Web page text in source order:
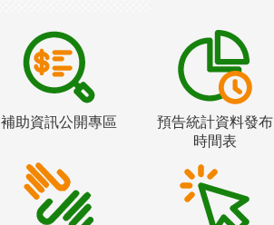
補助資訊公開專區
預告統計資料發布
時間表